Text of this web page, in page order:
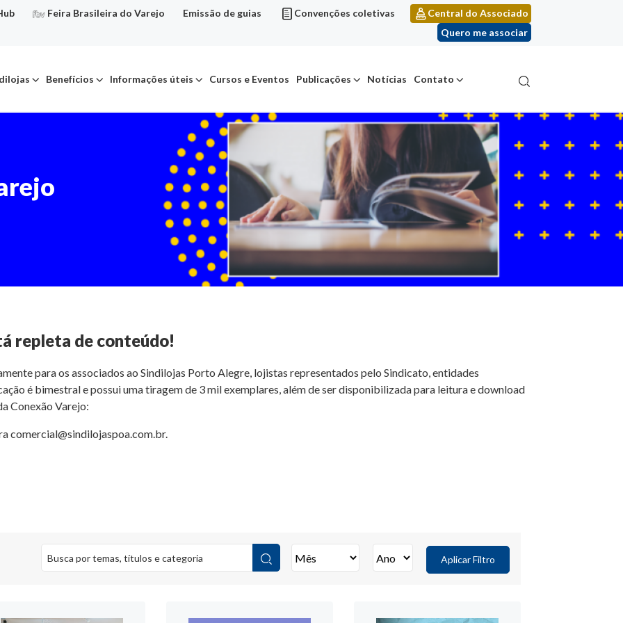
Feira Brasileira do Varejo Emissão de guias Convenções coletivas
Central do Associado
Quero me associar
Benefícios Informações úteis Cursos e Eventos Publicações Notícias Contato
repleta de conteúdo!
para os associados ao Sindilojas Porto Alegre, lojistas representados pelo Sindicato, entidades
é bimestral e possui uma tiragem de 3 mil exemplares, além de ser disponibilizada para leitura e download
Conexão Varejo:
comercial@sindilojaspoa.com.br.
Aplicar Filtro